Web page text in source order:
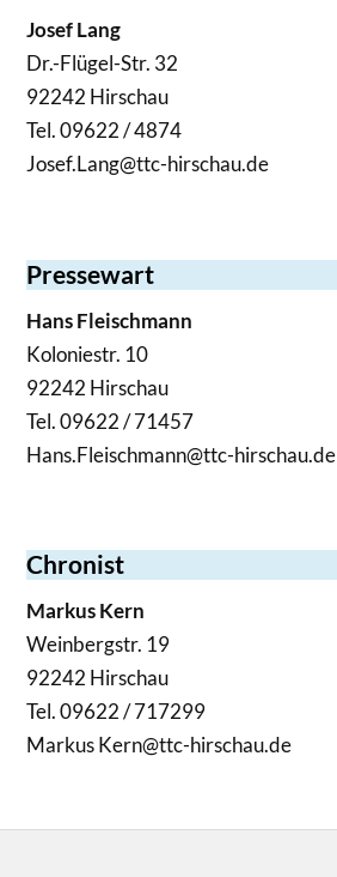
Josef Lang
Dr.-Flügel-Str. 32
92242 Hirschau
Tel. 09622 / 4874
Josef.Lang@ttc-hirschau.de
Pressewart
Hans Fleischmann
Koloniestr. 10
92242 Hirschau
Tel. 09622 / 71457
Hans.Fleischmann@ttc-hirschau.de
Chronist
Markus Kern
Weinbergstr. 19
92242 Hirschau
Tel. 09622 / 717299
Markus Kern@ttc-hirschau.de